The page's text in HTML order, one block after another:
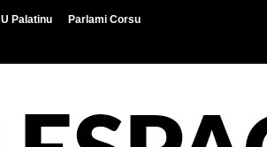
U Palatinu Parlami Corsu